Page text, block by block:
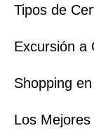
Tipos de
Excursión a
Shopping
Los